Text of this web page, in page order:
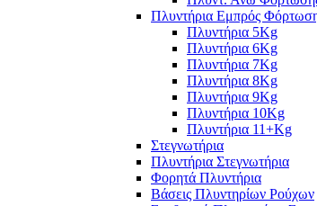
Πλυντήρια Εμπρός
Πλυντήρια 5Kg
Πλυντήρια 6Kg
Πλυντήρια 7Kg
Πλυντήρια 8Kg
Πλυντήρια 9Kg
Πλυντήρια 10Kg
Πλυντήρια 11+Kg
Στεγνωτήρια
Πλυντήρια Στεγνωτήρια
Φορητά Πλυντήρια
Βάσεις Πλυντηρίων Ρούχων